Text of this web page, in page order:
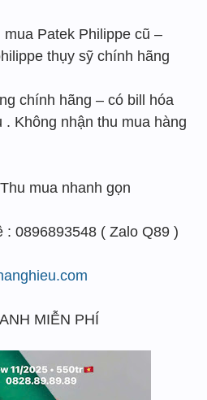
Patek Philippe cũ –
thụy sỹ chính hãng
chính hãng – có bill hóa
Không nhận thu mua hàng
mua nhanh gọn
: 0896893548 ( Zalo Q89 )
MIỄN PHÍ